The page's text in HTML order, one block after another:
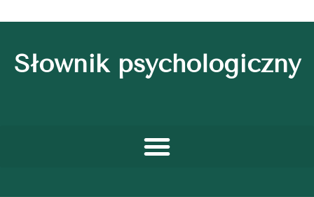
Słownik psychologiczny